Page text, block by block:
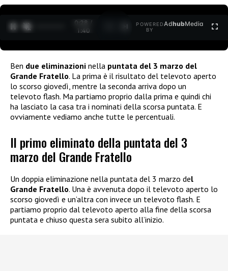
0:30 /
1:40
POWERED
BY
AdhubMedia
Ben due eliminazioni nella puntata del 3 marzo del
Grande Fratello. La prima è il risultato del televoto aperto
lo scorso giovedì, mentre la seconda arriva dopo un
televoto flash. Ma partiamo proprio dalla prima e quindi chi
ha lasciato la casa tra i nominati della scorsa puntata. E
ovviamente vediamo anche tutte le percentuali.
Il primo eliminato della puntata del 3
marzo del Grande Fratello
Un doppia eliminazione nella puntata del 3 marzo del
Grande Fratello. Una è avvenuta dopo il televoto aperto lo
scorso giovedì e un’altra con invece un televoto flash. E
partiamo proprio dal televoto aperto alla fine della scorsa
puntata e chiuso questa sera subito all’inizio.